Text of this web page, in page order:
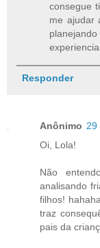
consegue
me ajudar
Responder
Anônimo 29
Oi, Lola!
Não
analisando
filhos!
traz
pais da